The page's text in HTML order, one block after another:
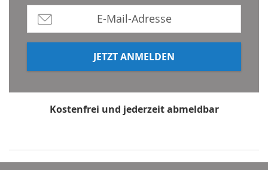
JETZT ANMELDEN
Kostenfrei und jederzeit abmeldbar